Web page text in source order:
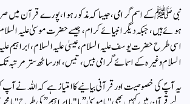
نبی ﷺ کے اسم گرامی، جیسا کہ مذکور ہوا، پورے قرآن میں
ہوئے ہیں، جبکہ دیگر انبیائے کرام، جیسے حضرت موسیٰ علیہ
اسی طرح حضرت یوسف علیہ السلام، عیسیٰ علیہ السلام، ابراہیم
السلام وغیرہ کے اسمائے گرامی بیس، تیس، اور ساٹھ ستر
یہ آپؐ کی خصوصیت اور قرآنی بیانیے کا امتیاز ہے کہ اللہ نے آپ